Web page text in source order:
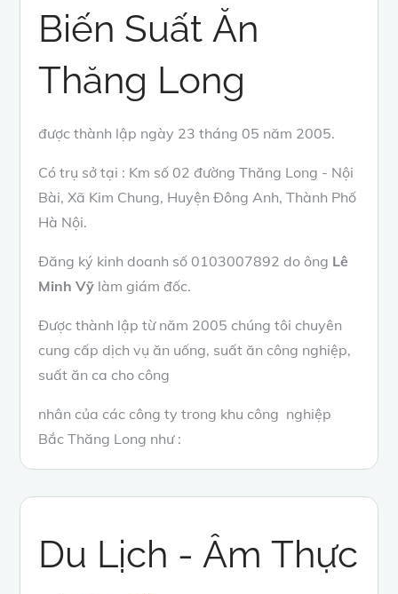
Biến Suất Ăn
Thăng Long
được thành lập ngày 23 tháng 05 năm 2005.
Có trụ sở tại : Km số 02 đường Thăng Long - Nội
Bài, Xã Kim Chung, Huyện Đông Anh, Thành Phố
Hà Nội.
Đăng ký kinh doanh số 0103007892 do ông Lê
Minh Vỹ làm giám đốc.
Được thành lập từ năm 2005 chúng tôi chuyên
cung cấp dịch vụ ăn uống, suất ăn công nghiệp,
suất ăn ca cho công
nhân của các công ty trong khu công nghiệp
Bắc Thăng Long như :
Du Lịch - Âm Thực